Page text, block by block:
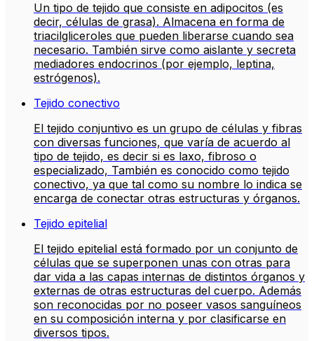
Un tipo de tejido que consiste en adipocitos (es
decir, células de grasa). Almacena en forma de
triacilgliceroles que pueden liberarse cuando sea
necesario. También sirve como aislante y secreta
mediadores endocrinos (por ejemplo, leptina,
estrógenos).
Tejido conectivo
El tejido conjuntivo es un grupo de células y fibras
con diversas funciones, que varía de acuerdo al
tipo de tejido, es decir si es laxo, fibroso o
especializado, También es conocido como tejido
conectivo, ya que tal como su nombre lo indica se
encarga de conectar otras estructuras y órganos.
Tejido epitelial
El tejido epitelial está formado por un conjunto de
células que se superponen unas con otras para
dar vida a las capas internas de distintos órganos y
externas de otras estructuras del cuerpo. Además
son reconocidas por no poseer vasos sanguíneos
en su composición interna y por clasificarse en
diversos tipos.